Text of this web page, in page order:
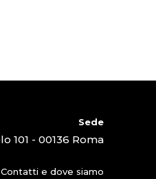
Sede
101 - 00136 Roma
Contatti e dove siamo